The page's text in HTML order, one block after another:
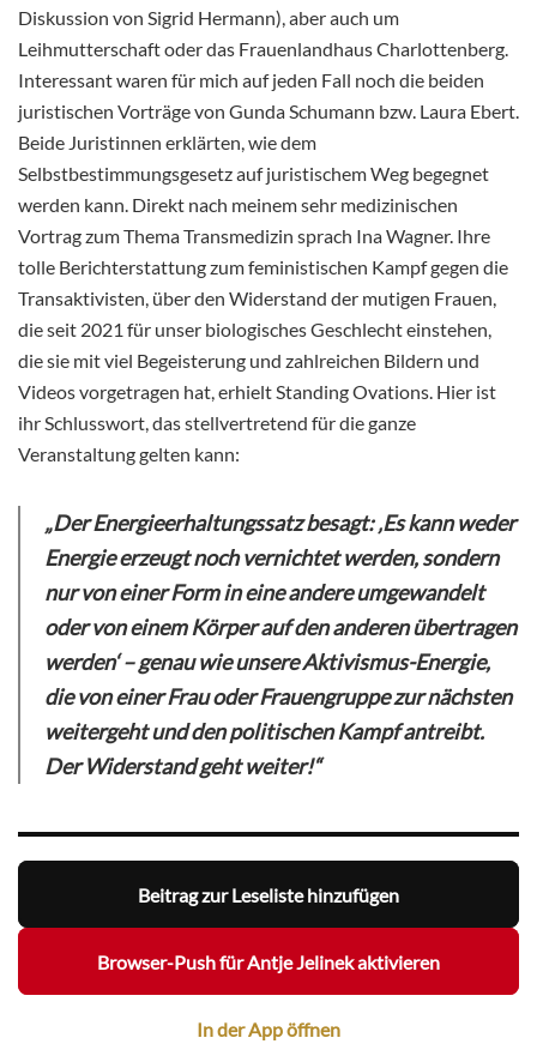
Diskussion von Sigrid Hermann), aber auch um
Leihmutterschaft oder das Frauenlandhaus Charlottenberg.
Interessant waren für mich auf jeden Fall noch die beiden
juristischen Vorträge von Gunda Schumann bzw. Laura Ebert.
Beide Juristinnen erklärten, wie dem
Selbstbestimmungsgesetz auf juristischem Weg begegnet
werden kann. Direkt nach meinem sehr medizinischen
Vortrag zum Thema Transmedizin sprach Ina Wagner. Ihre
tolle Berichterstattung zum feministischen Kampf gegen die
Transaktivisten, über den Widerstand der mutigen Frauen,
die seit 2021 für unser biologisches Geschlecht einstehen,
die sie mit viel Begeisterung und zahlreichen Bildern und
Videos vorgetragen hat, erhielt Standing Ovations. Hier ist
ihr Schlusswort, das stellvertretend für die ganze
Veranstaltung gelten kann:
„Der Energieerhaltungssatz besagt: ‚Es kann weder
Energie erzeugt noch vernichtet werden, sondern
nur von einer Form in eine andere umgewandelt
oder von einem Körper auf den anderen übertragen
werden‘ – genau wie unsere Aktivismus-Energie,
die von einer Frau oder Frauengruppe zur nächsten
weitergeht und den politischen Kampf antreibt.
Der Widerstand geht weiter!“
Beitrag zur Leseliste hinzufügen
Browser-Push für Antje Jelinek aktivieren
In der App öffnen